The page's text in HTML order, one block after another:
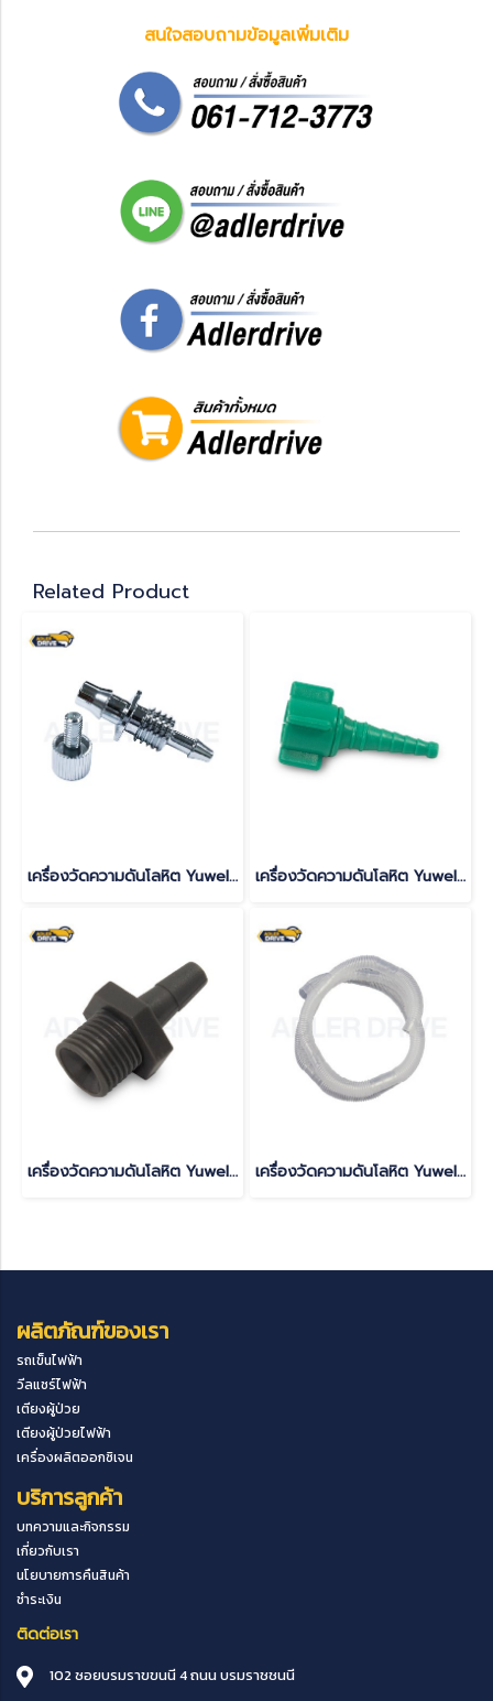
สนใจสอบถามข้อมูลเพิ่มเติม
Related Product
เครื่องวัดความดันโลหิต Yuwell รุ่น YE-670A(copy)(copy)(copy)(copy)(copy)(copy)(copy)(copy)(copy)(copy)(copy)(copy)(copy)(copy)(copy)(copy)(copy)(copy) เครื่องวัดความดันโลหิต Yuwell รุ่น YE-670A(copy)(copy)(copy)(copy)(copy)(copy)(copy)(copy)(copy)(copy)(copy)(copy)(copy)(copy)(copy)(copy)(copy)(copy)(copy)
เครื่องวัดความดันโลหิต Yuwell รุ่น YE-670A(copy)(copy)(copy)(copy)(copy)(copy)(copy)(copy)(copy)(copy)(copy)(copy)(copy)(copy)(copy)(copy)(copy)(copy)(copy)(copy) เครื่องวัดความดันโลหิต Yuwell รุ่น YE-670A(copy)(copy)(copy)(copy)(copy)(copy)(copy)(copy)(copy)(copy)(copy)(copy)(copy)(copy)(copy)(copy)(copy)(copy)(copy)(copy)(copy)
ผลิตภัณฑ์ของเรา
รถเข็นไฟฟ้า
วีลแชร์ไฟฟ้า
เตียงผู้ป่วย
เตียงผู้ป่วยไฟฟ้า
เครื่องผลิตออกซิเจน
บริการลูกค้า
บทความและกิจกรรม
เกี่ยวกับเรา
นโยบายการคืนสินค้า
ชำระเงิน
ติดต่อเรา
102 ซอยบรมราขขนนี 4 ถนน บรมราชชนนี